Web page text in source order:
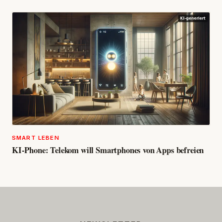
SMART LEBEN
KI-Phone: Telekom will Smartphones von Apps befreien